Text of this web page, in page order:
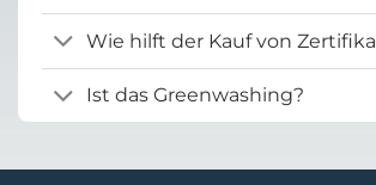
Wie hilft der Kauf von
Ist das Greenwashing?